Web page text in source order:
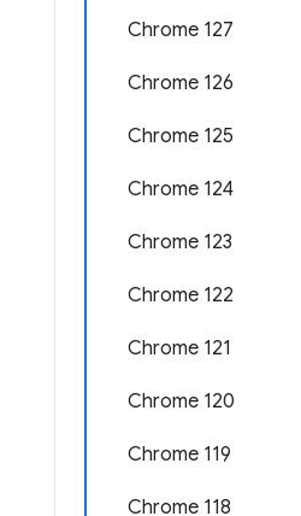
Chrome 127
Chrome 126
Chrome 125
Chrome 124
Chrome 123
Chrome 122
Chrome 121
Chrome 120
Chrome 119
Chrome 118